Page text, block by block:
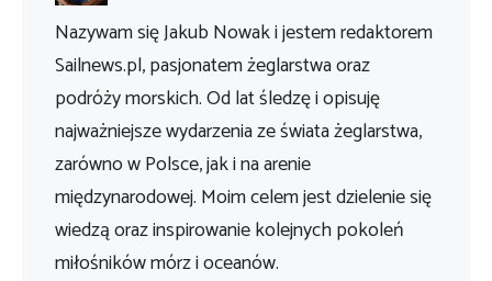
Nazywam się Jakub Nowak i jestem redaktorem
Sailnews.pl, pasjonatem żeglarstwa oraz
podróży morskich. Od lat śledzę i opisuję
najważniejsze wydarzenia ze świata żeglarstwa,
zarówno w Polsce, jak i na arenie
międzynarodowej. Moim celem jest dzielenie się
wiedzą oraz inspirowanie kolejnych pokoleń
miłośników mórz i oceanów.